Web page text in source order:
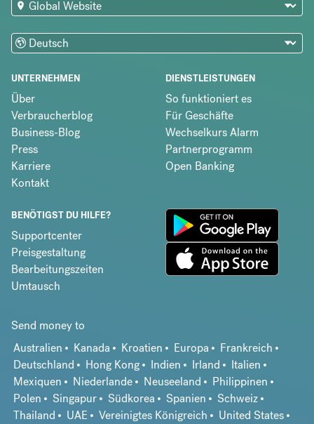
UNTERNEHMEN
Über
Verbraucherblog
Business-Blog
Press
Karriere
Kontakt
DIENSTLEISTUNGEN
So funktioniert es
Für Geschäfte
Wechselkurs Alarm
Partnerprogramm
Open Banking
BENÖTIGST DU HILFE?
Supportcenter
Preisgestaltung
Bearbeitungszeiten
Umtausch
Send money to
Australien
Kanada Kroatien Europa
Frankreich
Deutschland
Hong Kong Indien Irland
Italien
Mexiquen
Niederlande Neuseeland
Philippinen
Polen
Singapur Südkorea Spanien
Schweiz
Thailand
UAE Vereinigtes Königreich
United States